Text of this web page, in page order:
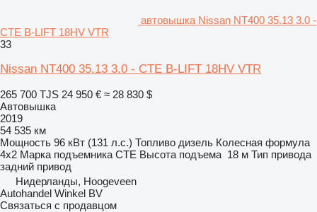
автовышка Nissan NT400 35.13 3.0 -
CTE B-LIFT 18HV VTR
33
Nissan NT400 35.13 3.0 - CTE B-LIFT 18HV VTR
265 700 TJS 24 950 € ≈ 28 830 $
Автовышка
2019
54 535 км
Мощность 96 кВт (131 л.с.) Топливо дизель Колесная формула
4x2 Марка подъемника CTE Высота подъема 18 м Тип привода
задний привод
Нидерланды, Hoogeveen
Autohandel Winkel BV
Связаться с продавцом